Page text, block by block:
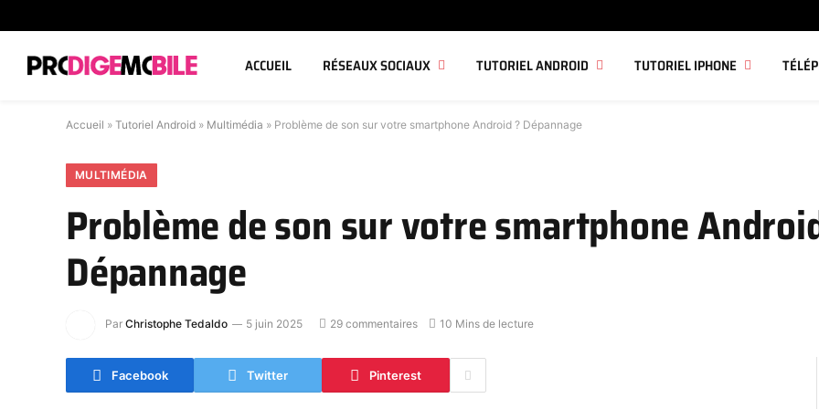
ACCUEIL RÉSEAUX SOCIAUX TUTORIEL ANDROID TUTORIEL IPHONE
Accueil » Tutoriel Android » Multimédia » Problème de son sur votre smartphone Android ? Dépannage
MULTIMÉDIA
Problème de son sur votre smartphone
Dépannage
Par Christophe Tedaldo 5 juin 2025 29 commentaires 10 Mins de lecture
Facebook Twitter Pinterest